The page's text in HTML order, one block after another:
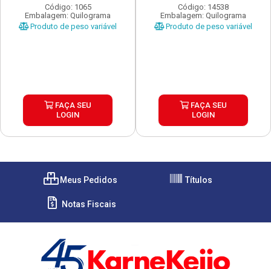
Código: 1065
Embalagem: Quilograma
Produto de peso variável
FAÇA SEU
LOGIN
Código: 14538
Embalagem: Quilograma
Produto de peso variável
FAÇA SEU
LOGIN
Meus Pedidos Títulos
Notas Fiscais